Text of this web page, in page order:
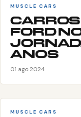
MUSCLE CARS
FORD
ANOS
01 ago 2024
MUSCLE CARS